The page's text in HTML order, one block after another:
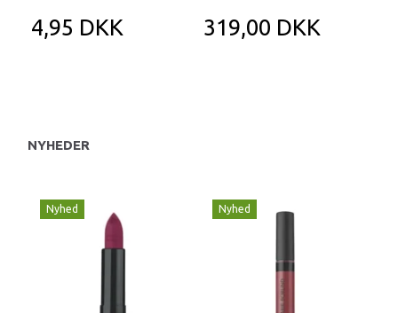
4,95 DKK 319,00 DKK
NYHEDER
Nyhed Nyhed